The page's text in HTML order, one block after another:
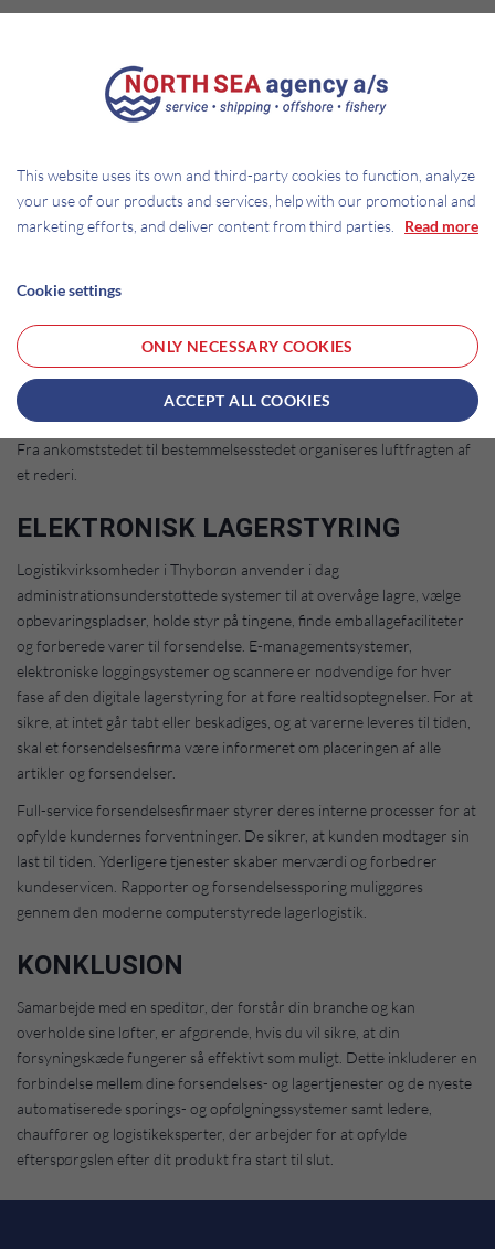
Jernbanen transporterer store mængder varer og bruges normalt til
indenlandsk forsendelse. Shippingfirmaer arrangerer ofte en
SØTRANSPORT
Søfragt transporterer varer i komplette containere internationalt.
toldbehandling, tariffer og lokal levering, organiseres af de
internationale rederier og deres speditører.
LUFTTRANSPORT
Luftfragt anvendes ofte til varer, der kræver korte transporttider.
Fra ankomststedet til bestemmelsesstedet organiseres luftfragten af
et rederi.
ELEKTRONISK LAGERSTYRING
Logistikvirksomheder i Thyborøn anvender i dag
administrationsunderstøttede systemer til at overvåge lagre, vælge
opbevaringspladser, holde styr på tingene, finde emballagefaciliteter
og forberede varer til forsendelse. E-managementsystemer,
elektroniske loggingsystemer og scannere er nødvendige for hver
fase af den digitale lagerstyring for at føre realtidsoptegnelser. For at
sikre, at intet går tabt eller beskadiges, og at varerne leveres til tiden,
skal et forsendelsesfirma være informeret om placeringen af alle
artikler og forsendelser.
Full-service forsendelsesfirmaer styrer deres interne processer for at
opfylde kundernes forventninger. De sikrer, at kunden modtager sin
last til tiden. Yderligere tjenester skaber merværdi og forbedrer
kundeservicen. Rapporter og forsendelsessporing muliggøres
gennem den moderne computerstyrede lagerlogistik.
KONKLUSION
Samarbejde med en speditør, der forstår din branche og kan
overholde sine løfter, er afgørende, hvis du vil sikre, at din
forsyningskæde fungerer så effektivt som muligt. Dette inkluderer en
forbindelse mellem dine forsendelses- og lagertjenester og de nyeste
automatiserede sporings- og opfølgningssystemer samt ledere,
chauffører og logistikeksperter, der arbejder for at opfylde
efterspørgslen efter dit produkt fra start til slut.
This website uses its own and third-party cookies to function, analyze
your use of our products and services, help with our promotional and
marketing efforts, and deliver content from third parties. Read more
Cookie settings
ONLY NECESSARY COOKIES
ACCEPT ALL COOKIES